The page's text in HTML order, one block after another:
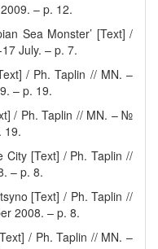
– p. 12.
Sea Monster’ [Text] /
July. – p. 7.
/ Ph. Taplin // MN. –
– p. 19.
/ Ph. Taplin // MN. – №
19.
City [Text] / Ph. Taplin //
– p. 8.
[Text] / Ph. Taplin //
2008. – p. 8.
/ Ph. Taplin // MN. –